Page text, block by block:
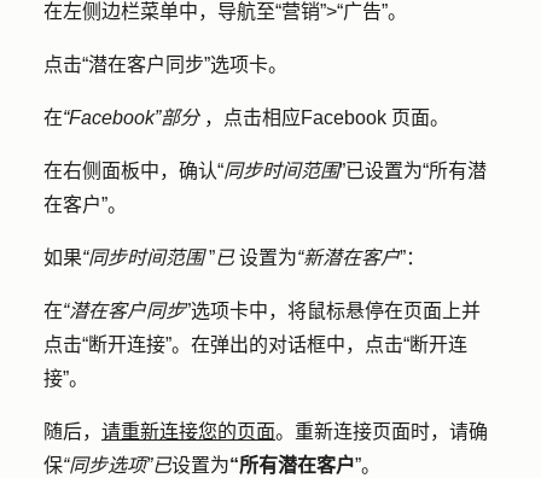
在左侧边栏菜单中，导航至“营销”>“广告”。
点击“潜在客户同步”选项卡。
在“Facebook”部分 ，点击相应Facebook 页面。
在右侧面板中，确认“同步时间范围”已设置为“所有潜
在客户”。
如果“同步时间范围”已 设置为“新潜在客户”：
在“潜在客户同步”选项卡中，将鼠标悬停在页面上并
点击“断开连接”。在弹出的对话框中，点击“断开连
接”。
随后， 请重新连接您的页面。重新连接页面时，请确
保“同步选项”已设置为“所有潜在客户”。